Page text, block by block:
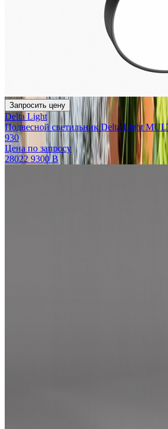
Запросить цену
Delta Light
Подвесной светильник Delta Light
930
Цена по запросу
28022 9300 B